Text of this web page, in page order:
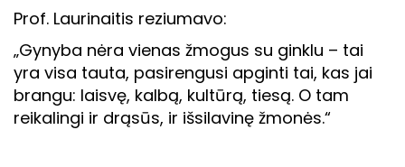
Prof. Laurinaitis reziumavo:
„Gynyba nėra vienas žmogus su ginklu – tai
yra visa tauta, pasirengusi apginti tai, kas jai
brangu: laisvę, kalbą, kultūrą, tiesą. O tam
reikalingi ir drąsūs, ir išsilavinę žmonės.“